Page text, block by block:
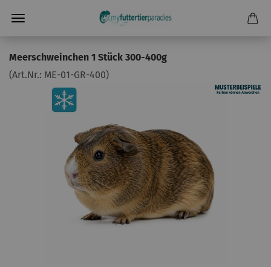
Meerschweinchen 1 Stück 300-400g
(Art.Nr.: ME-01-GR-400)